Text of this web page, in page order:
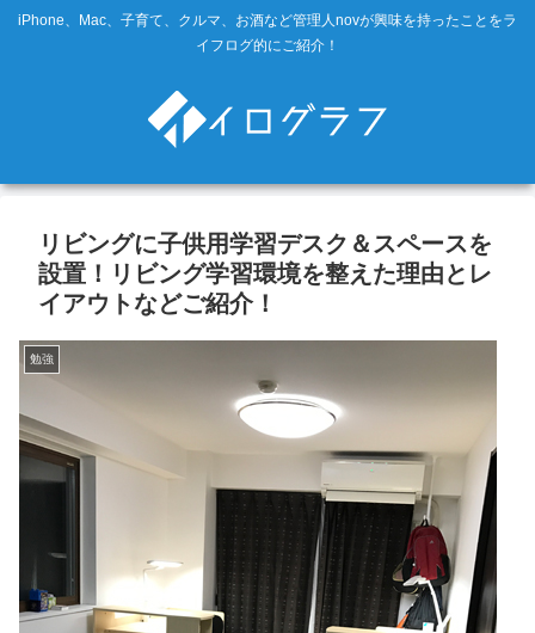
iPhone、Mac、子育て、クルマ、お酒など管理人novが興味を持ったことをラ
イフログ的にご紹介！
リビングに子供用学習デスク＆スペースを
設置！リビング学習環境を整えた理由とレ
イアウトなどご紹介！
勉強